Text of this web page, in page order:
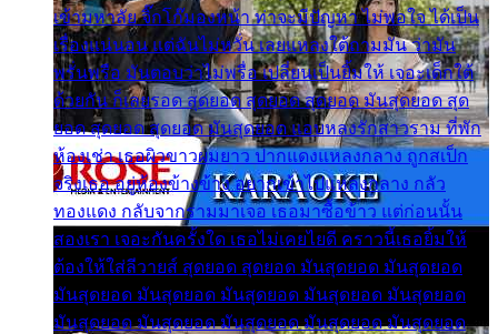
เข้ามหาลัย จิ๊กโก๊มองหน้า ท่าจะมีปัญหา ไม่พอใจ ได้เป็น
เรื่องแน่นอน แต่ฉันไม่หวั่น เลยแหลงใต้ถามมัน ว่ามัน
พรั่นพรือ มันตอบว่าไม่พรื่อ เปลี่ยนเป็นยิ้มให้ เจอะเด็กใต้
ด้วยกัน ก็เลยรอด สุดยอด สุดยอด สุดยอด มันสุดยอด สุด
ยอด สุดยอด สุดยอด มันสุดยอด แอบหลงรักสาวราม ที่พัก
ห้องเช่า เธอผิวขาวผมยาว ปากแดงแหลงกลาง ถูกสเป็ก
จริงเธอ อยู่ห้องข้างข้าง อยากเข้าไปแหลงกลาง กลัว
ทองแดง กลับจากรามมาเจอ เธอมาซื้อข้าว แต่ก่อนนั้น
สองเรา เจอะกันครั้งใด เธอไม่เคยไยดี คราวนี้เธอยิ้มให้
ต้องให้ใส่ลีวายส์ สุดยอด สุดยอด มันสุดยอด มันสุดยอด
มันสุดยอด มันสุดยอด มันสุดยอด มันสุดยอด มันสุดยอด
มันสุดยอด มันสุดยอด มันสุดยอด มันสุดยอด มันสุดยอด